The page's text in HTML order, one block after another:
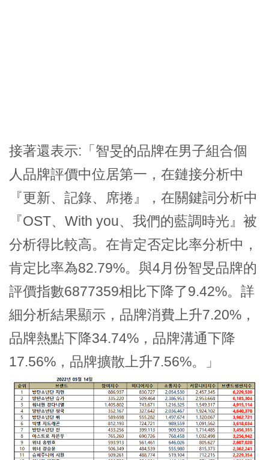
接著還表示:「智旻的品牌在男子組合個
人品牌評價中位居第一，在鏈接分析中
『更新、記錄、席捲』，在關鍵詞分析中
『OST、With you、我們的藍調時光』被
分析得比較高。在肯定否定比率分析中，
肯定比率為82.79%。與4月份智旻品牌的
評價指數6877359相比下降了9.42%。詳
細分析結果顯示，品牌消費上升7.20%，
品牌熱點下降34.74%，品牌溝通下降
17.56%，品牌擴散上升7.56%。」